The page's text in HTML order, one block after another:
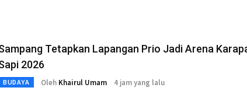
Tetapkan Lapangan Prio Jadi Arena
2026
BUDAYA Oleh Khairul Umam 4 jam yang lalu